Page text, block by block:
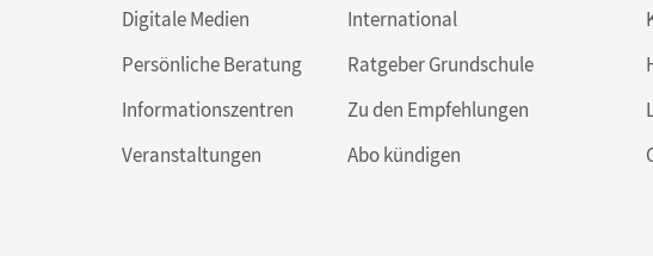
Digitale Medien
Persönliche Beratung
Informationszentren
Veranstaltungen
International
Ratgeber Grundschule
Zu den Empfehlungen
Abo kündigen